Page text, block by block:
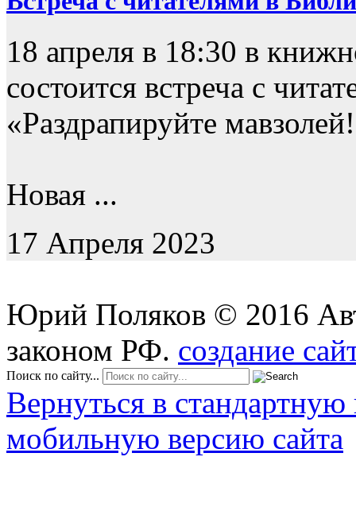
18 апреля в 18:30 в
состоится встреча с
«Раздрапируйте
Новая ...
17 Апреля 2023
Юрий Поляков © 2016
законом РФ. создание
Поиск по сайту...
Вернуться в стандартную
мобильную версию сайта